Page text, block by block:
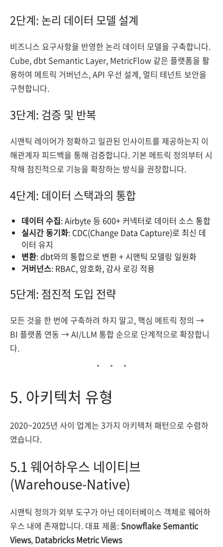
2단계: 논리 데이터 모델 설계
비즈니스 요구사항을 반영한 논리 데이터 모델을 구축합니다.
Cube, dbt Semantic Layer, MetricFlow 같은 플랫폼을 활
용하여 메트릭 거버넌스, API 우선 설계, 멀티 테넌트 보안을
구현합니다.
3단계: 검증 및 반복
시맨틱 레이어가 정확하고 일관된 인사이트를 제공하는지 이
해관계자 피드백을 통해 검증합니다. 기본 메트릭 정의부터 시
작해 점진적으로 기능을 확장하는 방식을 권장합니다.
4단계: 데이터 스택과의 통합
데이터 수집: Airbyte 등 600+ 커넥터로 데이터 소스 통합
실시간 동기화: CDC(Change Data Capture)로 최신 데
이터 유지
변환: dbt와의 통합으로 변환 + 시맨틱 모델링 일원화
거버넌스: RBAC, 암호화, 감사 로깅 적용
5단계: 점진적 도입 전략
모든 것을 한 번에 구축하려 하지 말고, 핵심 메트릭 정의 →
BI 플랫폼 연동 → AI/LLM 통합 순으로 단계적으로 확장합니
다.
5. 아키텍처 유형
2020~2025년 사이 업계는 3가지 아키텍처 패턴으로 수렴하
였습니다.
5.1 웨어하우스 네이티브
(Warehouse-Native)
시맨틱 정의가 외부 도구가 아닌 데이터베이스 객체로 웨어하
우스 내에 존재합니다. 대표 제품:Snowflake Semantic
Views, Databricks Metric Views